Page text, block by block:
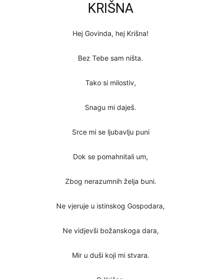
KRIŠNA
Hej Govinda, hej Krišna!
Bez Tebe sam ništa.
Tako si milostiv,
Snagu mi daješ.
Srce mi se ljubavlju puni
Dok se pomahnitali um,
Zbog nerazumnih želja buni.
Ne vjeruje u istinskog Gospodara,
Ne vidjevši božanskoga dara,
Mir u duši koji mi stvara.